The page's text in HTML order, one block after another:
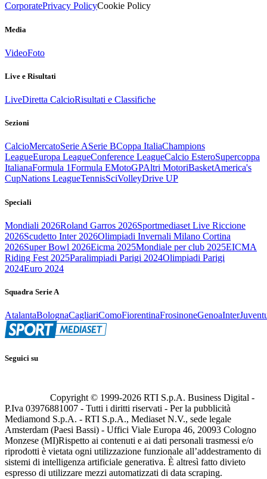
CorporatePrivacy PolicyCookie Policy
Media
VideoFoto
Live e Risultati
LiveDiretta CalcioRisultati e Classifiche
Sezioni
CalcioMercatoSerie ASerie BCoppa ItaliaChampions
LeagueEuropa LeagueConference LeagueCalcio EsteroSupercoppa
ItalianaFormula 1Formula EMotoGPAltri MotoriBasketAmerica's
CupNations LeagueTennisSciVolleyDrive UP
Speciali
Mondiali 2026Roland Garros 2026Sportmediaset Live Riccione
2026Scudetto Inter 2026Olimpiadi Invernali Milano Cortina
2026Super Bowl 2026Eicma 2025Mondiale per club 2025EICMA
Riding Fest 2025Paralimpiadi Parigi 2024Olimpiadi Parigi
2024Euro 2024
Squadra Serie A
AtalantaBolognaCagliariComoFiorentinaFrosinoneGenoaInter
Seguici su
Copyright © 1999-2026 RTI S.p.A. Business Digital -
P.Iva 03976881007 - Tutti i diritti riservati - Per la pubblicità
Mediamond S.p.A. - RTI S.p.A., Mediaset N.V., sede legale
Amsterdam (Paesi Bassi) - Uffici Viale Europa 46, 20093 Cologno
Monzese (MI)Rispetto ai contenuti e ai dati personali trasmessi e/o
riprodotti è vietata ogni utilizzazione funzionale all’addestramento di
sistemi di intelligenza artificiale generativa. È altresì fatto divieto
espresso di utilizzare mezzi automatizzati di data scraping.